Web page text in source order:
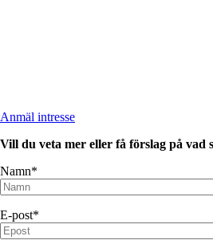
Anmäl intresse
Vill du veta mer eller få förslag på vad
Namn*
E-post*